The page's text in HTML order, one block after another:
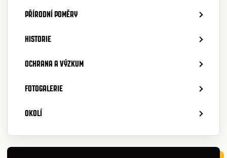
PŘÍRODNÍ POMĚRY
HISTORIE
OCHRANA A VÝZKUM
FOTOGALERIE
OKOLÍ